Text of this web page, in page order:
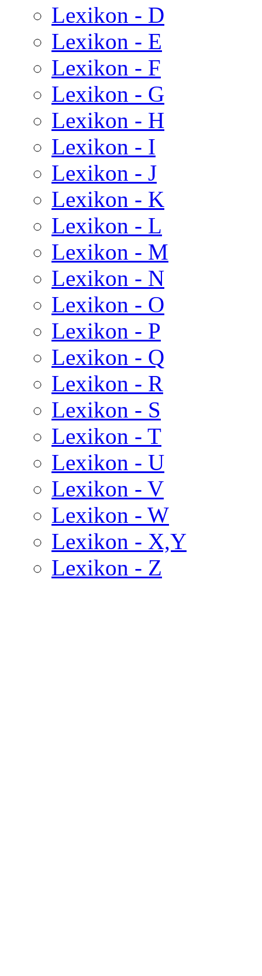
Lexikon - D
Lexikon - E
Lexikon - F
Lexikon - G
Lexikon - H
Lexikon - I
Lexikon - J
Lexikon - K
Lexikon - L
Lexikon - M
Lexikon - N
Lexikon - O
Lexikon - P
Lexikon - Q
Lexikon - R
Lexikon - S
Lexikon - T
Lexikon - U
Lexikon - V
Lexikon - W
Lexikon - X,Y
Lexikon - Z